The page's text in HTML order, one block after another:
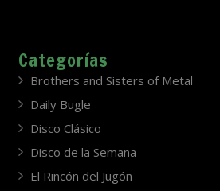
Categorías
Brothers and Sisters of Metal
Daily Bugle
Disco Clásico
Disco de la Semana
El Rincón del Jugón